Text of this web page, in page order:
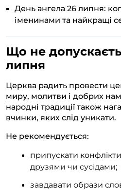
День ангела 26 липня:
іменинами та найкращі
Що не
липня
Церква радить провести
миру, молитви і добрих
народні традиції також
вчинки, яких слід уникати.
Не рекомендується:
припускати
друзями чи сусідами;
завдавати образи